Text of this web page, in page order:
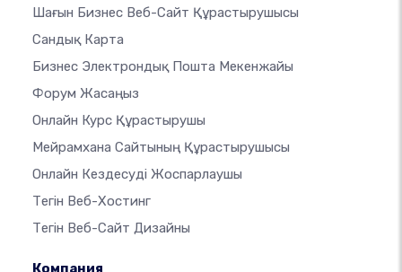
Шағын Бизнес Веб-Сайт Құрастырушысы
Сандық Карта
Бизнес Электрондық Пошта Мекенжайы
Форум Жасаңыз
Онлайн Курс Құрастырушы
Мейрамхана Сайтының Құрастырушысы
Онлайн Кездесуді Жоспарлаушы
Тегін Веб-Хостинг
Тегін Веб-Сайт Дизайны
Компания